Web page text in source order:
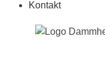
Kontakt